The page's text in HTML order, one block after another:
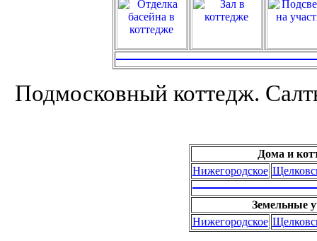
Подмосковный коттедж.
Дома и
Нижегородское
Земельные
Нижегородское